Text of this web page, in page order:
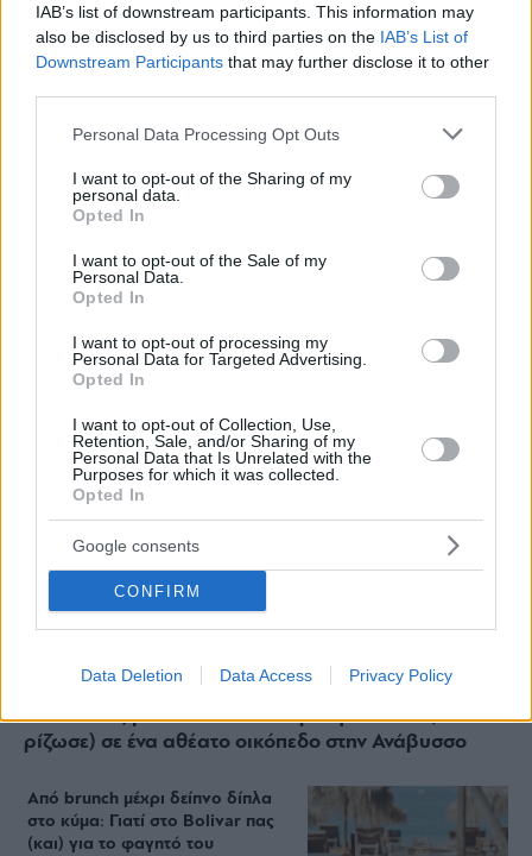
IAB’s list of downstream participants. This information may
also be disclosed by us to third parties on the IAB’s List of
Downstream Participants that may further disclose it to other
Please note that this website/app uses one or more Google
not limited to your visit or usage behaviour. You may click to
grant or deny consent to Google and its third-party tags to
use your data for below specified purposes in below Google
consent section.
Personal Data Processing Opt Outs
I want to opt-out of the Sharing of my
personal data.
Opted In
I want to opt-out of the Sale of my
Personal Data.
Opted In
I want to opt-out of processing my
Personal Data for Targeted Advertising.
Opted In
I want to opt-out of Collection, Use,
Retention, Sale, and/or Sharing of my
Personal Data that Is Unrelated with the
Purposes for which it was collected.
Opted In
Google consents
CONFIRM
Data Deletion Data Access Privacy Policy
Share this
Επενδύσεις The Ellinikon Ελληνικό
Staks: Πώς μια cool καντίνα προσγειώθηκε (και
ρίζωσε) σε ένα αθέατο οικόπεδο στην Ανάβυσσο
Από brunch μέχρι δείπνο δίπλα
στο κύμα: Γιατί στο Bolivar πας
(και) για το φαγητό του